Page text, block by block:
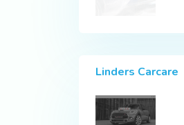
Linders Carcare